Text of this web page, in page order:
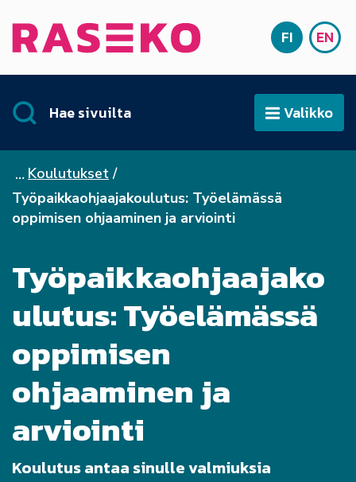
Etusivu SUOMI
FI EN
Hae sivuilta AvaaValikko
Koulutukset
Työpaikkaohjaajakoulutus: Työelämässä
oppimisen ohjaaminen ja arviointi
Työpaikkaohjaajako
ulutus: Työelämässä
oppimisen
ohjaaminen ja
arviointi
Koulutus antaa sinulle valmiuksia